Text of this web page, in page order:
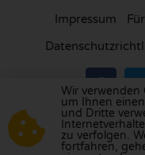
Impressum
Besuchen Sie
Großbritannien,
Wir verwenden
um Ihnen
und Dritte
zu verfolgen.
fortfahren,